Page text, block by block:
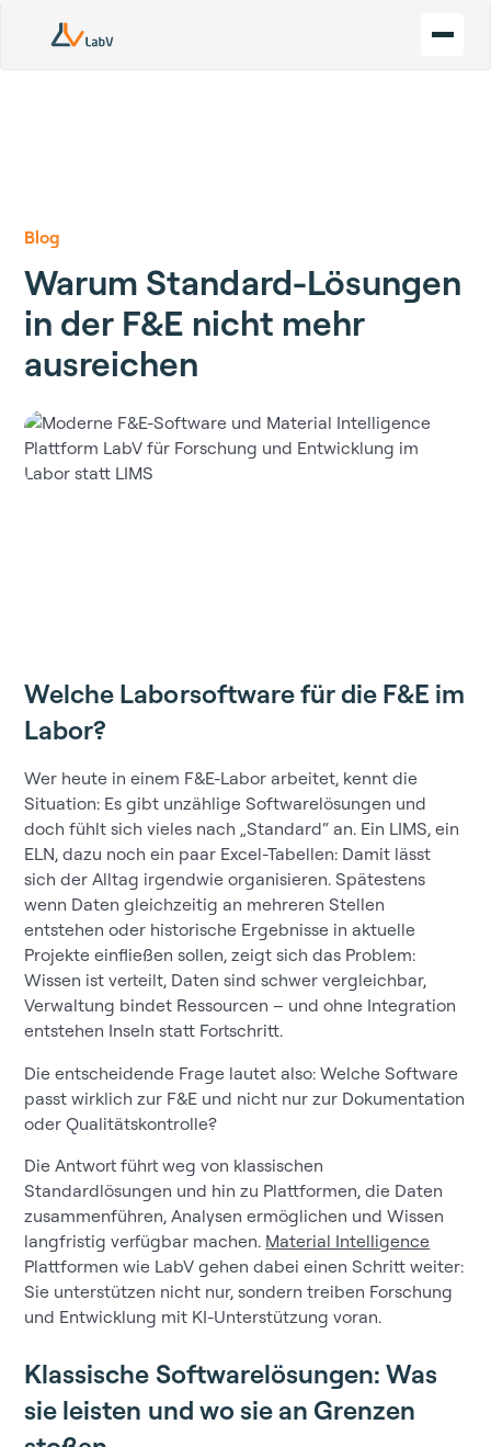
Blog
Warum Standard-Lösungen
in der F&E nicht mehr
ausreichen
Welche Laborsoftware für die F&E im
Labor?
Wer heute in einem F&E-Labor arbeitet, kennt die
Situation: Es gibt unzählige Softwarelösungen und
doch fühlt sich vieles nach „Standard“ an. Ein LIMS, ein
ELN, dazu noch ein paar Excel-Tabellen: Damit lässt
sich der Alltag irgendwie organisieren. Spätestens
wenn Daten gleichzeitig an mehreren Stellen
entstehen oder historische Ergebnisse in aktuelle
Projekte einfließen sollen, zeigt sich das Problem:
Wissen ist verteilt, Daten sind schwer vergleichbar,
Verwaltung bindet Ressourcen – und ohne Integration
entstehen Inseln statt Fortschritt.
Die entscheidende Frage lautet also: Welche Software
passt wirklich zur F&E und nicht nur zur Dokumentation
oder Qualitätskontrolle?
Die Antwort führt weg von klassischen
Standardlösungen und hin zu Plattformen, die Daten
zusammenführen, Analysen ermöglichen und Wissen
langfristig verfügbar machen. Material Intelligence
Plattformen wie LabV gehen dabei einen Schritt weiter:
Sie unterstützen nicht nur, sondern treiben Forschung
und Entwicklung mit KI-Unterstützung voran.
Klassische Softwarelösungen: Was
sie leisten und wo sie an Grenzen